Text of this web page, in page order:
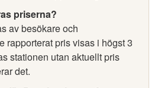
priserna?
av besökare och
rapporterat pris visas i högst 3
stationen utan aktuellt pris
det.